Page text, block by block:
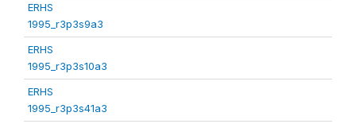
ERHS
1995_r3p3s9a3
ERHS
1995_r3p3s10a3
ERHS
1995_r3p3s41a3